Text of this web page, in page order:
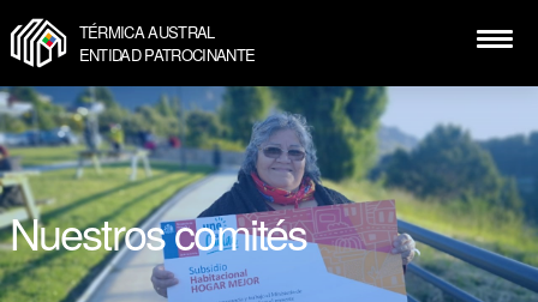
TÉRMICA AUSTRAL
ENTIDAD PATROCINANTE
Nuestros comités